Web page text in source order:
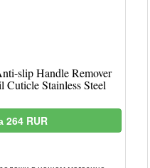
slip Handle Remover
Cuticle Stainless Steel
264 RUR